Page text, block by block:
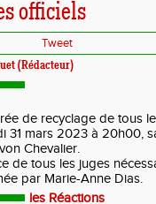
officiels
Tweet
(Rédacteur)
de recyclage de tous
31 mars 2023 à 20h00,
Chevalier.
de tous les juges
par Marie-Anne Dias.
les Réactions